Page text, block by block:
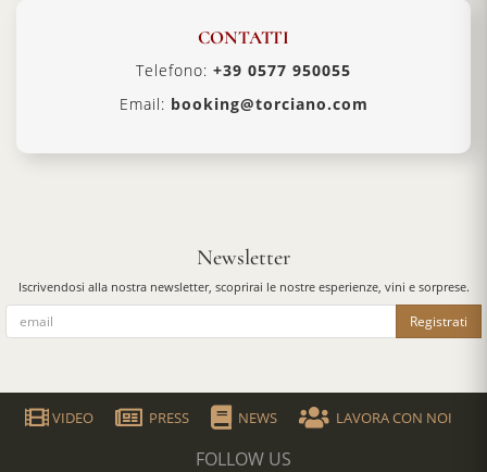
CONTATTI
Telefono: +39 0577 950055
Email: booking@torciano.com
Newsletter
Iscrivendosi alla nostra newsletter, scoprirai le nostre esperienze, vini e sorprese.
Registrati
VIDEO PRESS NEWS LAVORA CON NOI
FOLLOW US